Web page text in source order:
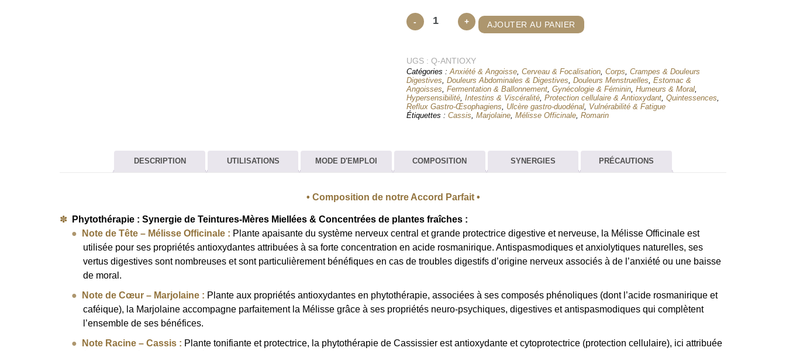
-
quantité
Antioxydant
Protection Cellulaire
+ AJOUTER AU PANIER
UGS : Q-ANTIOXY
Catégories :Anxiété & Angoisse, Cerveau & Focalisation, Corps, Crampes & Douleurs
Digestives, Douleurs Abdominales & Digestives, Douleurs Menstruelles, Estomac &
Angoisses, Fermentation & Ballonnement, Gynécologie & Féminin, Humeurs & Moral,
Hypersensibilité, Intestins & Viscéralité, Protection cellulaire & Antioxydant, Quintessences,
Reflux Gastro-Œsophagiens, Ulcère gastro-duodénal, Vulnérabilité & Fatigue
Étiquettes : Cassis, Marjolaine, Mélisse Officinale, Romarin
DESCRIPTION UTILISATIONS MODE D'EMPLOI COMPOSITION SYNERGIES PRÉCAUTIONS
• Composition de notre Accord Parfait •
Phytothérapie : Synergie de Teintures-Mères Miellées & Concentrées de plantes fraîches :
Note de Tête – Mélisse Officinale : Plante apaisante du système nerveux central et grande protectrice digestive et nerveuse, la Mélisse Officinale est
utilisée pour ses propriétés antioxydantes attribuées à sa forte concentration en acide rosmanirique. Antispasmodiques et anxiolytiques naturelles, ses
vertus digestives sont nombreuses et sont particulièrement bénéfiques en cas de troubles digestifs d’origine nerveux associés à de l’anxiété ou une baisse
de moral.
Note de Cœur – Marjolaine : Plante aux propriétés antioxydantes en phytothérapie, associées à ses composés phénoliques (dont l’acide rosmanirique et
caféique), la Marjolaine accompagne parfaitement la Mélisse grâce à ses propriétés neuro-psychiques, digestives et antispasmodiques qui complètent
l’ensemble de ses bénéfices.
Note Racine – Cassis : Plante tonifiante et protectrice, la phytothérapie de Cassissier est antioxydante et cytoprotectrice (protection cellulaire), ici attribuée